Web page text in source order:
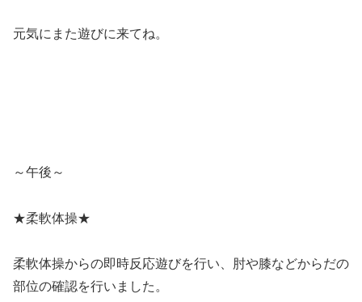
元気にまた遊びに来てね。
～午後～
★柔軟体操★
柔軟体操からの即時反応遊びを行い、肘や膝などからだの
部位の確認を行いました。